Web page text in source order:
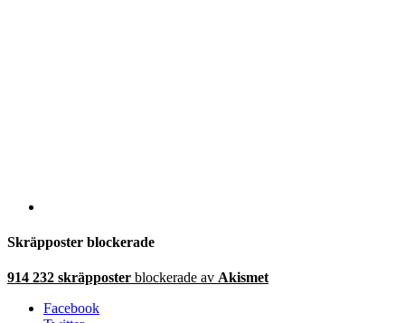
Skräpposter blockerade
914 232 skräpposter blockerade av Akismet
Facebook